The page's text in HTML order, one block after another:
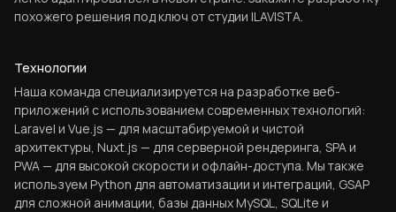
похожего решения под ключ от студии ILAVISTA.
Технологии
Наша команда специализируется на разработке веб-
приложений с использованием современных технологий:
Laravel и Vue.js — для масштабируемой и чистой
архитектуры, Nuxt.js — для серверной рендеринга, SPA и
PWA — для высокой скорости и офлайн-доступа. Мы также
используем Python для автоматизации и интеграций, GSAP
для сложной анимации, базы данных MySQL, SQLite и